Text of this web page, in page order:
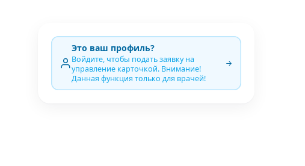
Это ваш профиль?
Войдите, чтобы подать заявку на
управление карточкой. Внимание!
Данная функция только для врачей!